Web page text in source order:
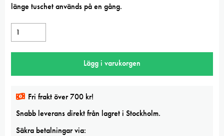
länge tuschet används på en gång.
Skål
för
tuschrivning
Lägg i varukorgen
Fri frakt över 700 kr!
Snabb leverans direkt från lagret i Stockholm.
Säkra betalningar via: